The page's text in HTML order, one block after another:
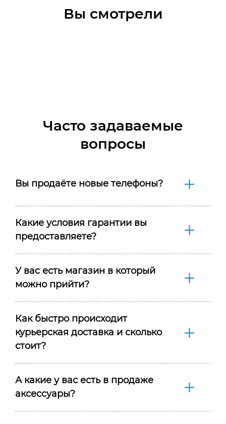
Вы смотрели
Часто задаваемые
вопросы
Вы продаёте новые телефоны?
Какие условия гарантии вы
предоставляете?
У вас есть магазин в который
можно прийти?
Как быстро происходит
курьерская доставка и сколько
стоит?
А какие у вас есть в продаже
аксессуары?